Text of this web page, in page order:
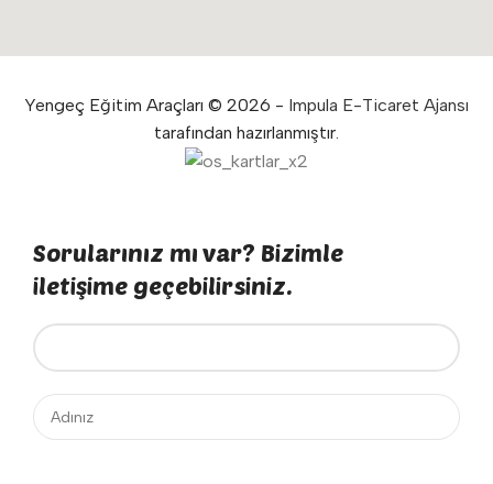
Yengeç Eğitim Araçları © 2026 - Impula E-Ticaret Ajansı
tarafından hazırlanmıştır.
Sorularınız mı var? Bizimle
iletişime geçebilirsiniz.